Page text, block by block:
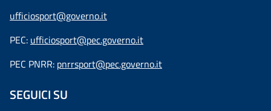
ufficiosport@governo.it
PEC: ufficiosport@pec.governo.it
PEC PNRR: pnrrsport@pec.governo.it
SEGUICI SU